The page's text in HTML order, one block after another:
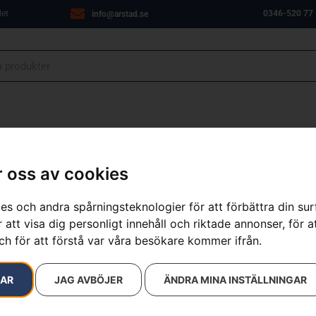
oss av cookies
och andra spårningsteknologier för att förbättra din
visa dig personligt innehåll och riktade annonser, för
för att förstå var våra besökare kommer ifrån.
JAG AVBÖJER ÄNDRA MINA INSTÄLLNINGAR
info@arstad.se 0346-520 77